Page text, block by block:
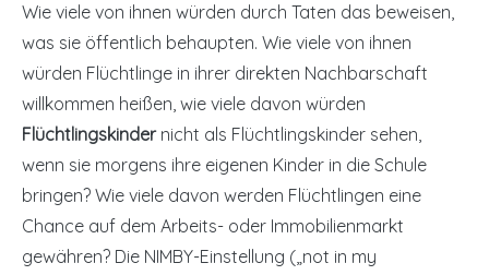
Wie viele von ihnen würden durch Taten das beweisen,
was sie öffentlich behaupten. Wie viele von ihnen
würden Flüchtlinge in ihrer direkten Nachbarschaft
willkommen heißen, wie viele davon würden
Flüchtlingskindernicht als Flüchtlingskinder sehen,
wenn sie morgens ihre eigenen Kinder in die Schule
bringen? Wie viele davon werden Flüchtlingen eine
Chance auf dem Arbeits- oder Immobilienmarkt
gewähren? Die NIMBY-Einstellung („not in my